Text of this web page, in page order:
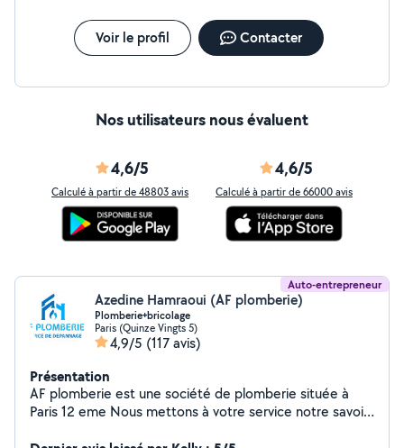
défectueuse et s’en est aussi occupé. Je garde son contact et
le recommande vivement à tous !
Voir le profil Contacter
Nos utilisateurs nous évaluent
4,6/5
Calculé à partir de 48803 avis
4,6/5
Calculé à partir de 66000 avis
Auto-entrepreneur
Azedine Hamraoui (AF plomberie)
Plomberie+bricolage
Paris (Quinze Vingts 5)
4,9/5 (117 avis)
Présentation
AF plomberie est une société de plomberie située à
Paris 12 eme Nous mettons à votre service notre savoir-